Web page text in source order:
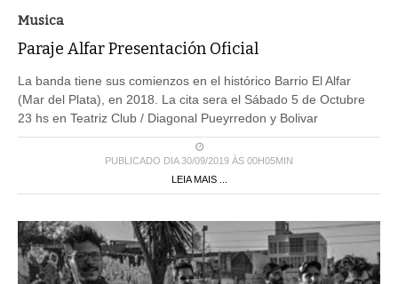
Musica
Paraje Alfar Presentación Oficial
La banda tiene sus comienzos en el histórico Barrio El Alfar
(Mar del Plata), en 2018. La cita sera el Sábado 5 de Octubre
23 hs en Teatriz Club / Diagonal Pueyrredon y Bolivar
PUBLICADO DIA 30/09/2019 ÀS 00H05MIN
LEIA MAIS ...